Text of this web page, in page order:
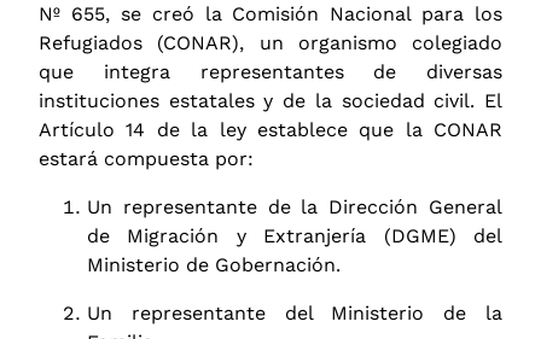
Nº 655, se creó la Comisión Nacional para los
Refugiados (CONAR), un organismo colegiado
que integra representantes de diversas
instituciones estatales y de la sociedad civil. El
Artículo 14 de la ley establece que la CONAR
estará compuesta por:
Un representante de la Dirección General
de Migración y Extranjería (DGME) del
Ministerio de Gobernación.
Un representante del Ministerio de la